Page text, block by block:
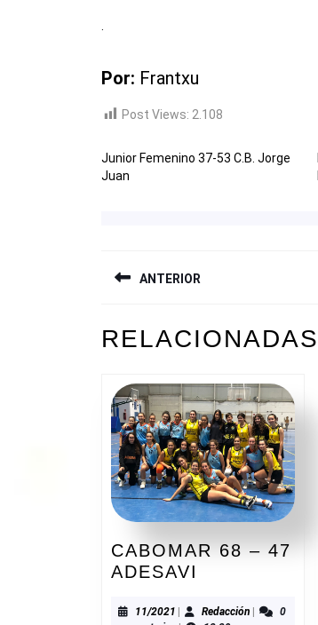
Por: Frantxu
Post Views: 2.108
Junior Femenino 37-53 C.B. Jorge
Juan
DE
ENTRADAS
ANTERIOR
anterior:
RELACIONADAS
CABOMAR 68 – 47
ADESAVI
–
11/2021 11/2021
| RedacciónRedacción
|
0